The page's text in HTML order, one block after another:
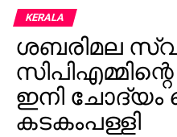
പിടിച്ച് ഒരു
വെറും അഞ്ച്
പ്രശ്‌നങ്ങളും
തുടര്‍ന്ന് മൂവരും
പുറത്തിറങ്ങുകയും, ‘എന്നാ
മേജര്‍ രവിയോടു
വെളിപ്പെടുത്തല്‍. മലയാള
KERALA
ശബരിമല
ഇനി ചോദ്യം
കടകംപള്ളി